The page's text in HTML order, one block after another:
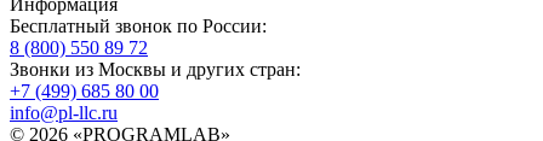
Бесплатный звонок по России:
8 (800) 550 89 72
Звонки из Москвы и других стран:
+7 (499) 685 80 00
info@pl-llc.ru
© 2026 «PROGRAMLAB»